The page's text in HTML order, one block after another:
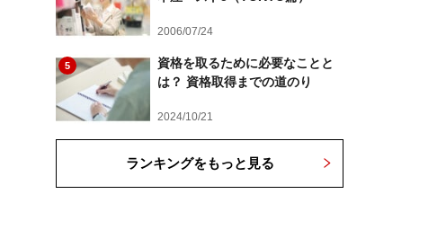
2006/07/24
5
資格を取るために必要なことと
は？ 資格取得までの道のり
2024/10/21
ランキングをもっと見る